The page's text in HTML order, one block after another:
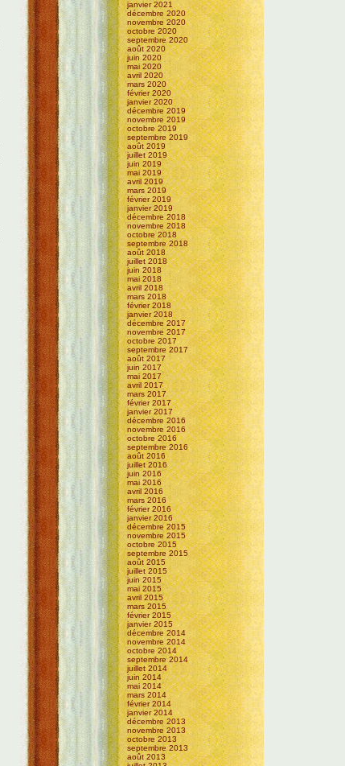
janvier 2021
décembre 2020
novembre 2020
octobre 2020
septembre 2020
août 2020
juin 2020
mai 2020
avril 2020
mars 2020
février 2020
janvier 2020
décembre 2019
novembre 2019
octobre 2019
septembre 2019
août 2019
juillet 2019
juin 2019
mai 2019
avril 2019
mars 2019
février 2019
janvier 2019
décembre 2018
novembre 2018
octobre 2018
septembre 2018
août 2018
juillet 2018
juin 2018
mai 2018
avril 2018
mars 2018
février 2018
janvier 2018
décembre 2017
novembre 2017
octobre 2017
septembre 2017
août 2017
juin 2017
mai 2017
avril 2017
mars 2017
février 2017
janvier 2017
décembre 2016
novembre 2016
octobre 2016
septembre 2016
août 2016
juillet 2016
juin 2016
mai 2016
avril 2016
mars 2016
février 2016
janvier 2016
décembre 2015
novembre 2015
octobre 2015
septembre 2015
août 2015
juillet 2015
juin 2015
mai 2015
avril 2015
mars 2015
février 2015
janvier 2015
décembre 2014
novembre 2014
octobre 2014
septembre 2014
juillet 2014
juin 2014
mai 2014
mars 2014
février 2014
janvier 2014
décembre 2013
novembre 2013
octobre 2013
septembre 2013
août 2013